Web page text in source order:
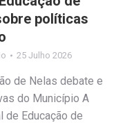
políticas
25 Julho 2026
de Nelas debate e
do Município A
de Educação de